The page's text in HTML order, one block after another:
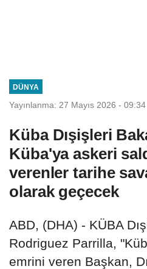
DÜNYA
Yayınlanma: 27 Mayıs 2026 - 09:34
Küba Dışişleri
Küba'ya askeri
verenler tarihe
olarak geçecek
ABD, (DHA) - KÜBA
Rodriguez Parrilla,
emrini veren Başkan,